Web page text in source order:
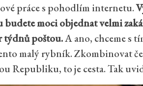
práce s pohodlím internetu.
moci objednat velmi
týdnů poštou.A ano, chceme s
malý rybník. Zkombinovat
Republiku, to je cesta. Tak